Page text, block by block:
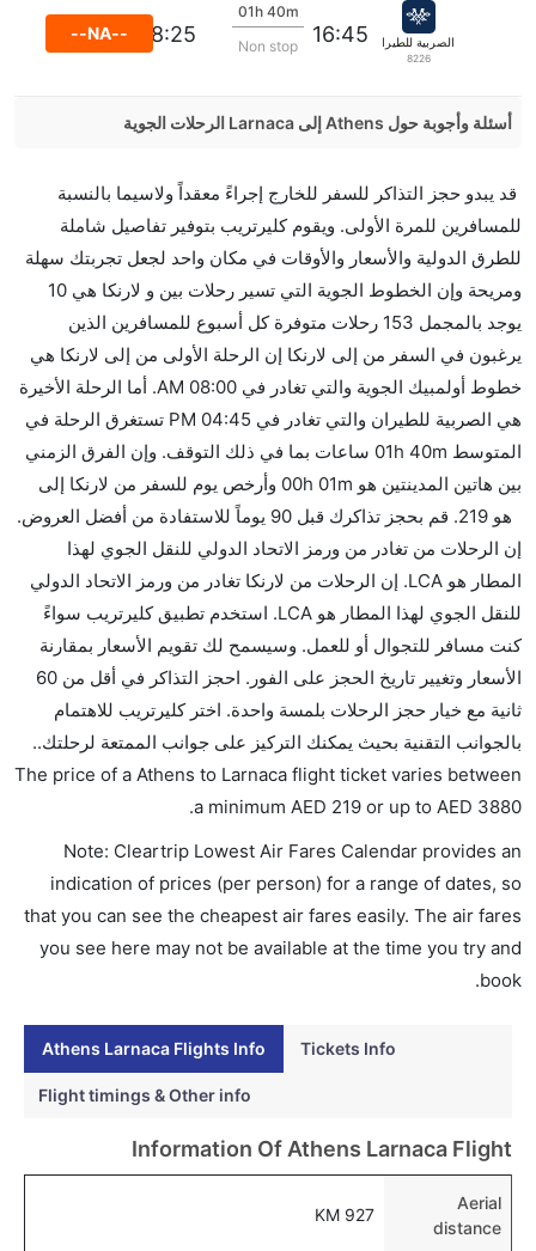
الصربية للطيران
8226
16:45
01h 40m
Non stop
18:25
--NA--
أسئلة وأجوبة حول Athens إلى Larnaca الرحلات الجوية
من إلىلارنكا مما تستغرقه الخطوط الجوية الأخرى؟
نعم. توفر كل من Wizz Air أسرع رحلات الطيران على هذا
الطريق،
هل توفر شركات الطيران مساحة إضافية للنوم؟
كثير من خطوط طيران درجة رجال الأعمال توفر مساحة
إضافية للنوم.
هل يمكنني حمل طعامي الخاص؟
نعم، يمكنك حمل طعامك الخاص، و لكن يجب أن يكون معبئا
بشكل جيد.
هل سيقدم لي الكحول على متن رحلة من إلى لارنكا؟
لا تقدم شركة الطيران الكحول على متن رحلة داخلية. يتم
تقديم الكحول على متن الرحلات الدولية فقط.
ما متوسط أسعار رحلة الدرجة الاقتصادية من إلى لارنكا؟
تتراوح أسعار رحلة الدرجة الاقتصادية من AED 219 إلى
AED 3880. خطوط أولمبيك الجوية, الاتحاد للطيران,
لوفتهانزا, الاسكندنافية ساس, طيران البلطيق, بلو للطيران
, ارمافيا, طيران كندا, طيران الإمارات, and الصربية
للطيران يوفرون تذاكر في هذا النطاق من الأسعار.
هل اختيار إنجاز إجراءات السفر عبر الإنترنت متاح في رحلة
إلى لارنكا؟
نعم، يتاح للمسافر خيار إنجاز إجراءات السفر في الرحلة من
إلى لارنكا عبر الإنترنت أو في المطار.
نعم، يمكن حجز فنادق متوسطة التكلفة بالقرب من المطار
عبر اختيار فنادق كليرتريب.
نعم، يتيح مطار لارنكا المطور حديثا هذه الإمكانية للأطفال و
قد يبدو حجز التذاكر للسفر للخارج إجراءً معقداً ولاسيما بالنسبة
للمسافرين للمرة الأولى. ويقوم كليرتريب بتوفير تفاصيل شاملة
للطرق الدولية والأسعار والأوقات في مكان واحد لجعل تجربتك سهلة
ومريحة وإن الخطوط الجوية التي تسير رحلات بين و لارنكا هي 10
يوجد بالمجمل 153 رحلات متوفرة كل أسبوع للمسافرين الذين
يرغبون في السفر من إلى لارنكا إن الرحلة الأولى من إلى لارنكا هي
خطوط أولمبيك الجوية والتي تغادر في 08:00 AM. أما الرحلة الأخيرة
هي الصربية للطيران والتي تغادر في 04:45 PM تستغرق الرحلة في
المتوسط 01h 40m ساعات بما في ذلك التوقف. وإن الفرق الزمني
بين هاتين المدينتين هو 00h 01m وأرخص يوم للسفر من لارنكا إلى
هو 219. قم بحجز تذاكرك قبل 90 يوماً للاستفادة من أفضل العروض.
إن الرحلات من تغادر من ورمز الاتحاد الدولي للنقل الجوي لهذا
المطار هو LCA. إن الرحلات من لارنكا تغادر من ورمز الاتحاد الدولي
للنقل الجوي لهذا المطار هو LCA. استخدم تطبيق كليرتريب سواءً
كنت مسافر للتجوال أو للعمل. وسيسمح لك تقويم الأسعار بمقارنة
الأسعار وتغيير تاريخ الحجز على الفور. احجز التذاكر في أقل من 60
ثانية مع خيار حجز الرحلات بلمسة واحدة. اختر كليرتريب للاهتمام
بالجوانب التقنية بحيث يمكنك التركيز على جوانب الممتعة لرحلتك..
The price of a Athens to Larnaca flight ticket varies between
a minimum AED 219 or up to AED 3880
.
Note: Cleartrip Lowest Air Fares Calendar provides an
indication of prices (per person) for a range of dates, so
that you can see the cheapest air fares easily. The air fares
you see here may not be available at the time you try and
book.
Athens Larnaca Flights Info Tickets Info
Flight timings & Other info
Information Of Athens Larnaca Flight
Aerial
distance
927 KM